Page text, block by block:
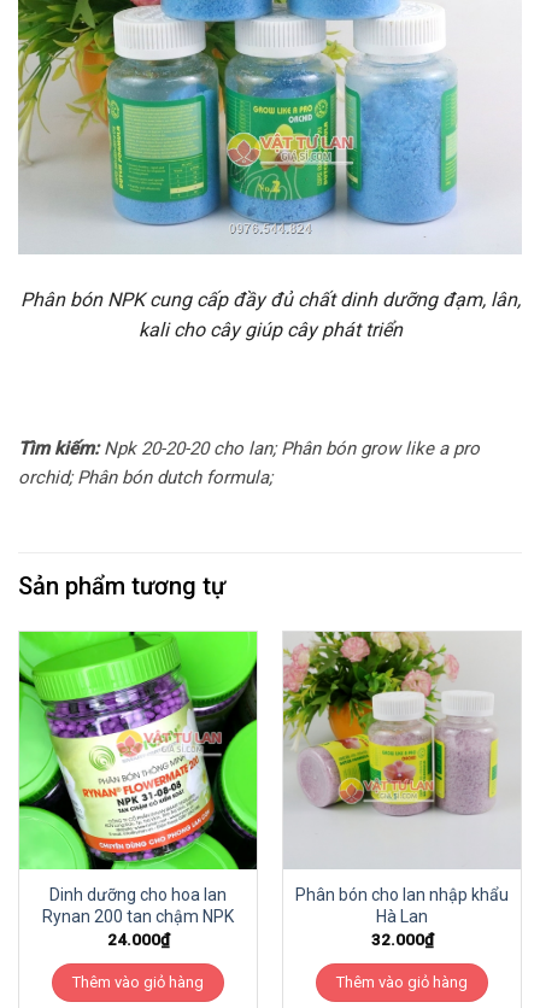
Phân bón NPK cung cấp đầy đủ chất dinh dưỡng đạm, lân,
kali cho cây giúp cây phát triển
Tìm kiếm:Npk 20-20-20 cho lan; Phân bón grow like a pro
orchid; Phân bón dutch formula;
Sản phẩm tương tự
Dinh dưỡng cho hoa lan
Rynan 200 tan chậm NPK
24.000₫
Thêm vào giỏ hàng
Phân bón cho lan nhập khẩu
Hà Lan
32.000₫
Thêm vào giỏ hàng